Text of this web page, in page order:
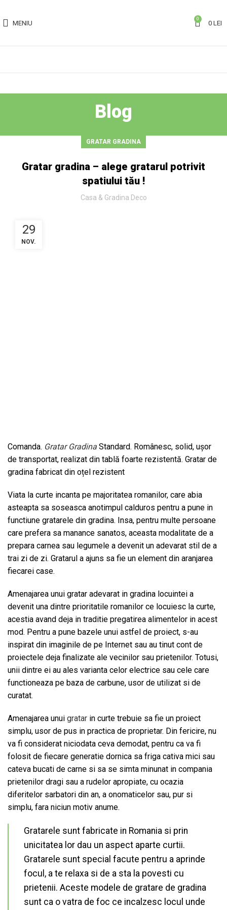
MENIU
0
0 LEI
Blog
GRATAR GRADINA
Gratar gradina – alege gratarul potrivit
spatiului tău !
Casa & Gradina Deco
29
NOV.
Comanda. Gratar Gradina Standard. Românesc, solid, ușor
de transportat, realizat din tablă foarte rezistentă. Gratar de
gradina fabricat din oțel rezistent
Viata la curte incanta pe majoritatea romanilor, care abia
asteapta sa soseasca anotimpul calduros pentru a pune in
functiune gratarele din gradina. Insa, pentru multe persoane
care prefera sa manance sanatos, aceasta modalitate de a
prepara carnea sau legumele a devenit un adevarat stil de a
trai zi de zi. Gratarul a ajuns sa fie un element din aranjarea
fiecarei case.
Amenajarea unui gratar adevarat in gradina locuintei a
devenit una dintre prioritatile romanilor ce locuiesc la curte,
acestia avand deja in traditie pregatirea alimentelor in acest
mod. Pentru a pune bazele unui astfel de proiect, s-au
inspirat din imaginile de pe Internet sau au tinut cont de
proiectele deja finalizate ale vecinilor sau prietenilor. Totusi,
unii dintre ei au ales varianta celor electrice sau cele care
functioneaza pe baza de carbune, usor de utilizat si de
curatat.
Amenajarea unui gratar in curte trebuie sa fie un proiect
simplu, usor de pus in practica de proprietar. Din fericire, nu
va fi considerat niciodata ceva demodat, pentru ca va fi
folosit de fiecare generatie dornica sa friga cativa mici sau
cateva bucati de carne si sa se simta minunat in compania
prietenilor dragi sau a rudelor apropiate, cu ocazia
diferitelor sarbatori din an, a onomaticelor sau, pur si
simplu, fara niciun motiv anume.
Gratarele sunt fabricate in Romania si prin
unicitatea lor dau un aspect aparte curtii.
Gratarele sunt special facute pentru a aprinde
focul, a te relaxa si de a sta la povesti cu
prietenii. Aceste modele de gratare de gradina
sunt ca o vatra de foc ce incalzesc locul unde